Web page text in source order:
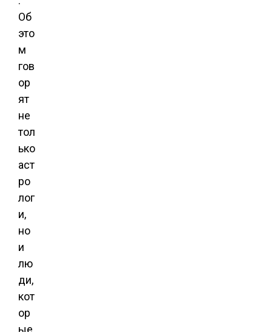
Об
это
м
гов
ор
ят
не
тол
ько
аст
ро
лог
и,
но
и
лю
ди,
кот
ор
ые